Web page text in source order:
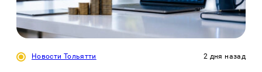
Новости Тольятти 2 дня назад